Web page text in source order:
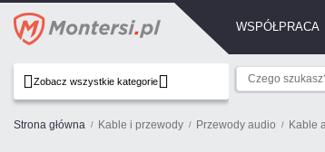
WSPÓŁPRACA
Zobacz wszystkie kategorie
Strona główna Kable i przewody Przewody audio Kable